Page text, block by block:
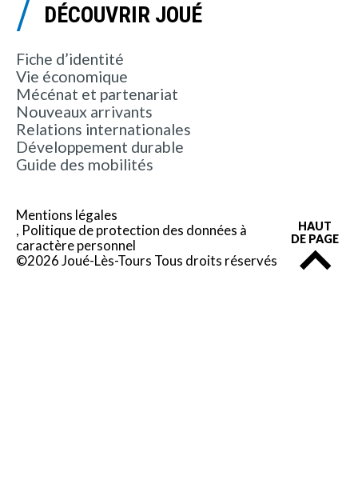
DÉCOUVRIR JOUÉ
Fiche d’identité
Vie économique
Mécénat et partenariat
Nouveaux arrivants
Relations internationales
Développement durable
Guide des mobilités
Mentions légales
Politique de protection des données à
caractère personnel
©2026 Joué-Lès-Tours Tous droits réservés
HAUT
DE PAGE